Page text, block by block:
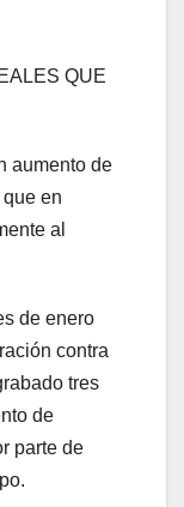
QUE
aumento de
en
al
de enero
contra
tres
de
parte de